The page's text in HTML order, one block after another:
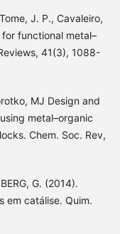
J. P., Cavaleiro,
functional metal–
41(3), 1088-
MJ Design and
metal–organic
Chem. Soc. Rev,
G. (2014).
em catálise. Quim.